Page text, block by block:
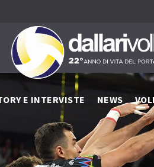
E INTERVISTE NEWS